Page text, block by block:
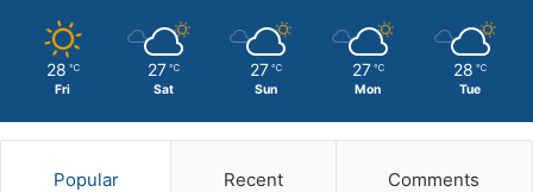
28 ℃
Fri
27 ℃
Sat
27 ℃
Sun
27 ℃
Mon
28 ℃
Tue
Popular Recent Comments